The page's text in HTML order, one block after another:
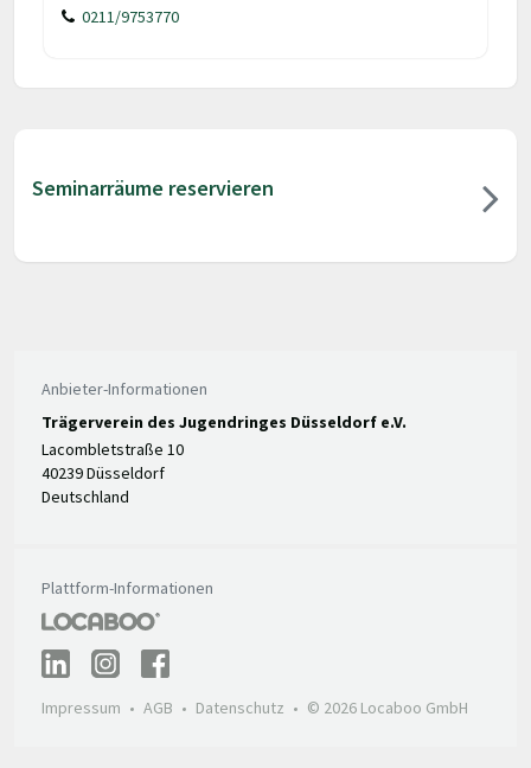
0211/9753770
Seminarräume reservieren
Anbieter-Informationen
Trägerverein des Jugendringes Düsseldorf e.V.
Lacombletstraße 10
40239 Düsseldorf
Deutschland
Plattform-Informationen
Impressum AGB Datenschutz © 2026 Locaboo GmbH